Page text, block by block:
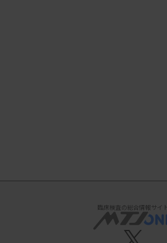
臨床検査の総合情報サイト